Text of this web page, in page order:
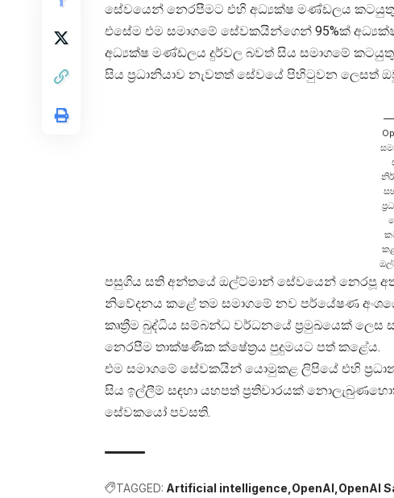
සේවයෙන් නෙරපීමට එහි අධ්‍යක්ෂ මණ්ඩලය
එසේම එම සමාගමේ සේවකයින්ගෙන් 95%ක්
අධ්‍යක්ෂ මණ්ඩලය දුර්වල බවත් සිය සමාගමේ
සිය ප්‍රධානියාව නැවතත් සේවයේ පිහිටුවන ලෙසත්
පසුගිය සති අන්තයේ ඔල්ට්මාන් සේවයෙන් නෙරපූ
නිවේදනය කළේ තම සමාගමේ නව පර්යේෂණ
කෘත්‍රීම බුද්ධිය සම්බන්ධ වර්ධනයේ ප්‍රමුඛයෙක් ලෙස
නෙරපීම තාක්ෂණික ක්ෂේත්‍රය පුදුමයට පත් කළේය.
එම සමාගමේ සේවකයින් යොමුකළ ලිපියේ එහි
සිය ඉල්ලීම් සඳහා යහපත් ප්‍රතිචාරයක්
සේවකයෝ පවසති.
TAGGED: Artificial intelligence OpenAI OpenAI